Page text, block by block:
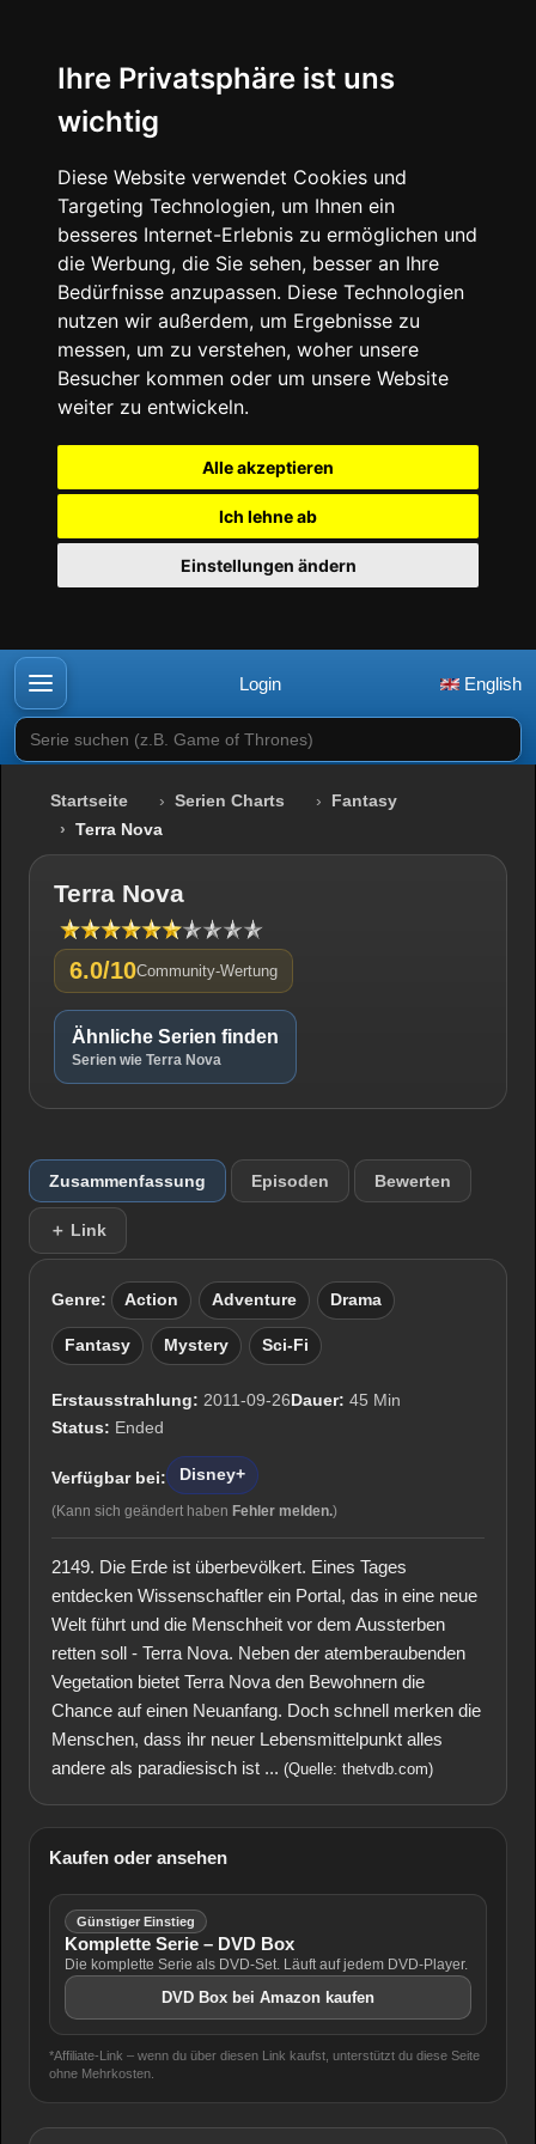
Ihre Privatsphäre ist uns
wichtig
Diese Website verwendet Cookies und
Targeting Technologien, um Ihnen ein
besseres Internet-Erlebnis zu ermöglichen und
die Werbung, die Sie sehen, besser an Ihre
Bedürfnisse anzupassen. Diese Technologien
nutzen wir außerdem, um Ergebnisse zu
messen, um zu verstehen, woher unsere
Besucher kommen oder um unsere Website
weiter zu entwickeln.
Alle akzeptieren
Ich lehne ab
Einstellungen ändern
Login English
Serie suchen (z.B. Game of Thrones)
Startseite Serien Charts
Fantasy
Terra Nova
Terra Nova
6.0/10Community-Wertung
Ähnliche Serien finden
Serien wie Terra Nova
Zusammenfassung Episoden Bewerten
＋ Link
Genre: Action Adventure Drama
Fantasy Mystery Sci-Fi
Erstausstrahlung: 2011-09-26Dauer: 45 Min
Status: Ended
Verfügbar bei: Disney+
(Kann sich geändert haben Fehler melden.)
2149. Die Erde ist überbevölkert. Eines Tages
entdecken Wissenschaftler ein Portal, das in eine neue
Welt führt und die Menschheit vor dem Aussterben
retten soll - Terra Nova. Neben der atemberaubenden
Vegetation bietet Terra Nova den Bewohnern die
Chance auf einen Neuanfang. Doch schnell merken die
Menschen, dass ihr neuer Lebensmittelpunkt alles
andere als paradiesisch ist ... (Quelle: thetvdb.com)
Kaufen oder ansehen
Günstiger Einstieg
Komplette Serie – DVD Box
Die komplette Serie als DVD-Set. Läuft auf jedem DVD-Player.
DVD Box bei Amazon kaufen
*Affiliate-Link – wenn du über diesen Link kaufst, unterstützt du diese Seite
ohne Mehrkosten.